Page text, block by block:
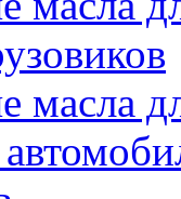
масла